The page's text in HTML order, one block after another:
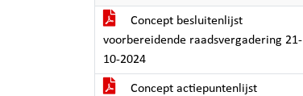
Concept besluitenlijst
voorbereidende raadsvergadering 21-
10-2024
Concept actiepuntenlijst